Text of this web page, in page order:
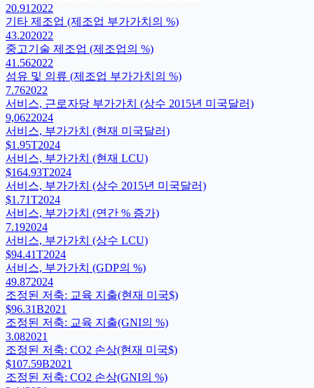
20.91 2022
기타 제조업 (제조업 부가가치의 %)
43.202022
중고기술 제조업 (제조업의 %)
41.562022
섬유 및 의류 (제조업 부가가치의 %)
7.762022
서비스, 근로자당 부가가치 (상수 2015년 미국달러)
9,0622024
서비스, 부가가치 (현재 미국달러)
$1.95T2024
서비스, 부가가치 (현재 LCU)
$164.93T2024
서비스, 부가가치 (상수 2015년 미국달러)
$1.71T2024
서비스, 부가가치 (연간 % 증가)
7.192024
서비스, 부가가치 (상수 LCU)
$94.41T2024
서비스, 부가가치 (GDP의 %)
49.872024
조정된 저축: 교육 지출(현재 미국$)
$96.31B2021
조정된 저축: 교육 지출(GNI의 %)
3.082021
조정된 저축: CO2 손상(현재 미국$)
$107.59B2021
조정된 저축: CO2 손상(GNI의 %)